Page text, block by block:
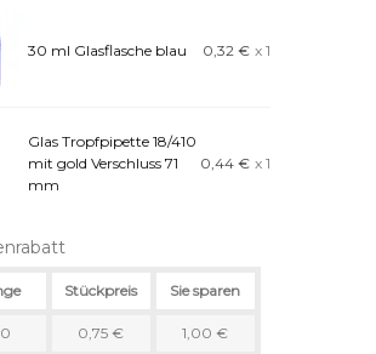
30 ml Glasflasche blau 0,32 € x 1
Glas Tropfpipette 18/410
mit gold Verschluss 71
mm
0,44 € x 1
Stückpreis Sie sparen
0,75 € 1,00 €